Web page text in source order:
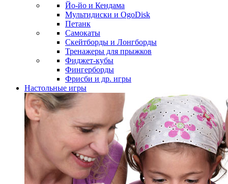
Йо-йо и Кендама
Мультидиски и OgoDisk
Петанк
Самокаты
Скейтборды и Лонгборды
Тренажеры для прыжков
Фиджет-кубы
Фингерборды
Фрисби и др. игры
Настольные игры